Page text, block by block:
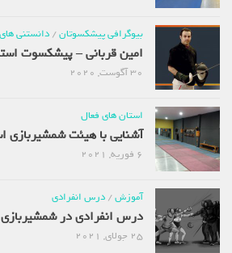
بیوگرافی پیشکسوتان/دانستنی
امین قربانی – پیشکسوت
30 آگوست, 2020
استان های فعال
آشنایی با هیئت شمشیربازی
6 فوریه, 2021
آموزش/ درس انفرادی
درس انفرادی در شمشیربازی
25 جولای, 2021